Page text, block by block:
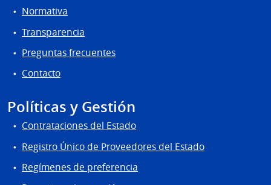
Normativa
Transparencia
Preguntas frecuentes
Contacto
Políticas y Gestión
Contrataciones del Estado
Registro Único de Proveedores del Estado
Regímenes de preferencia